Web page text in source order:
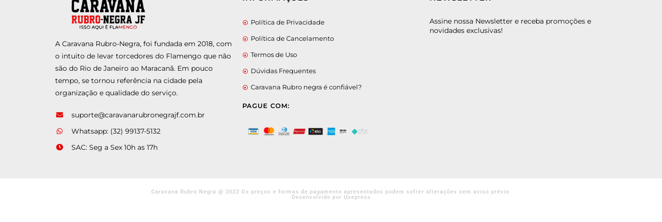
A Caravana Rubro-Negra, foi fundada em 2018, com
o intuito de levar torcedores do Flamengo que não
são do Rio de Janeiro ao Maracanã. Em pouco
tempo, se tornou referência na cidade pela
organização e qualidade do serviço.
suporte@caravanarubronegrajf.com.br
Whatsapp: (32) 99137-5132
SAC: Seg a Sex 10h as 17h
Política de Privacidade
Política de Cancelamento
Termos de Uso
Dúvidas Frequentes
Caravana Rubro negra é confiável?
PAGUE COM:
Assine nossa Newsletter e receba promoções e
novidades exclusivas!
Caravana Rubro Negra @ 2022 Os preços e formas de pagamento apresentados podem sofrer alterações sem aviso prévio
Desenvolvido por Usepress